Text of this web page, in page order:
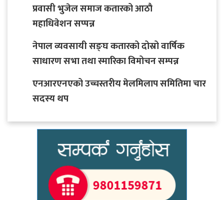
प्रवासी भुजेल समाज कतारको आठाै
महाधिवेशन सप्पन्न
नेपाल व्यवसायी सङ्घ कतारको दोस्रो वार्षिक
साधारण सभा तथा स्मारिका विमोचन सम्पन्न
एनआरएनएको उच्चस्तरीय मेलमिलाप समितिमा चार
सदस्य थप